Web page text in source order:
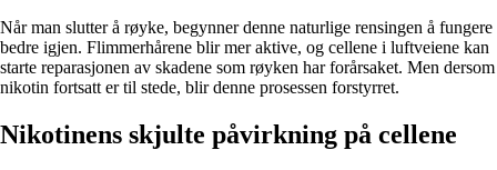
Når man slutter å røyke, begynner denne naturlige rensingen å fungere
bedre igjen. Flimmerhårene blir mer aktive, og cellene i luftveiene kan
starte reparasjonen av skadene som røyken har forårsaket. Men dersom
nikotin fortsatt er til stede, blir denne prosessen forstyrret.
Nikotinens skjulte påvirkning på cellene